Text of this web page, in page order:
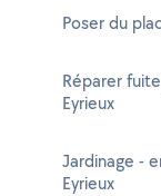
Poser du
Réparer
Eyrieux
Jardinage -
Eyrieux